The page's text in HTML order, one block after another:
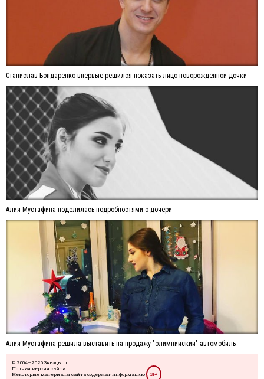
Станислав Бондаренко впервые решился показать лицо новорожденной дочки
Алия Мустафина поделилась подробностями о дочери
Алия Мустафина решила выставить на продажу "олимпийский" автомобиль
© 2004—2026 Звёзды.ru
Полная версия сайта
Некоторые материалы сайта содержат информацию
18+